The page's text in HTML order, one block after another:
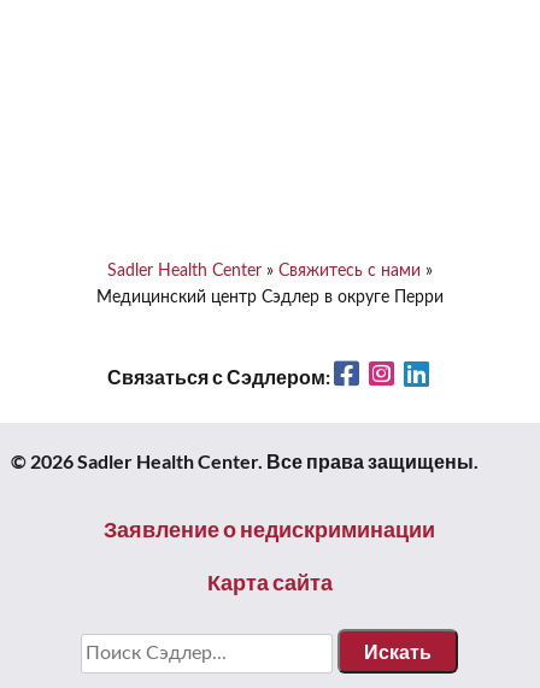
Sadler Health Center» Свяжитесь с нами »
Медицинский центр Сэдлер в округе Перри
Связаться с Сэдлером: FacebookInstagram
© 2026 Sadler Health Center. Все права защищены.
Заявление о недискриминации
Карта сайта
Искать: